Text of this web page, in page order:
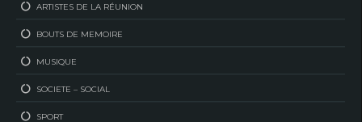
ARTISTES DE LA RÉUNION
BOUTS DE MEMOIRE
MUSIQUE
SOCIETE – SOCIAL
SPORT